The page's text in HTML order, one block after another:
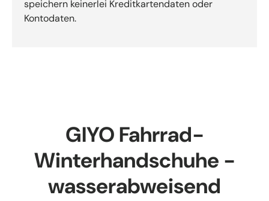
speichern keinerlei Kreditkartendaten oder
Kontodaten.
GIYO Fahrrad-
Winterhandschuhe -
wasserabweisend